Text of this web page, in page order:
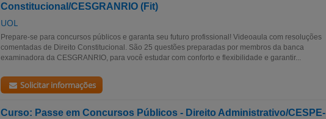
Constitucional/CESGRANRIO (Fit)
UOL
Prepare-se para concursos públicos e garanta seu futuro profissional! Videoaula com resoluções
comentadas de Direito Constitucional. São 25 questões preparadas por membros da banca
examinadora da CESGRANRIO, para você estudar com conforto e flexibilidade e garantir...
Solicitar informações
Curso: Passe em Concursos Públicos - Direito Administrativo/CESPE-